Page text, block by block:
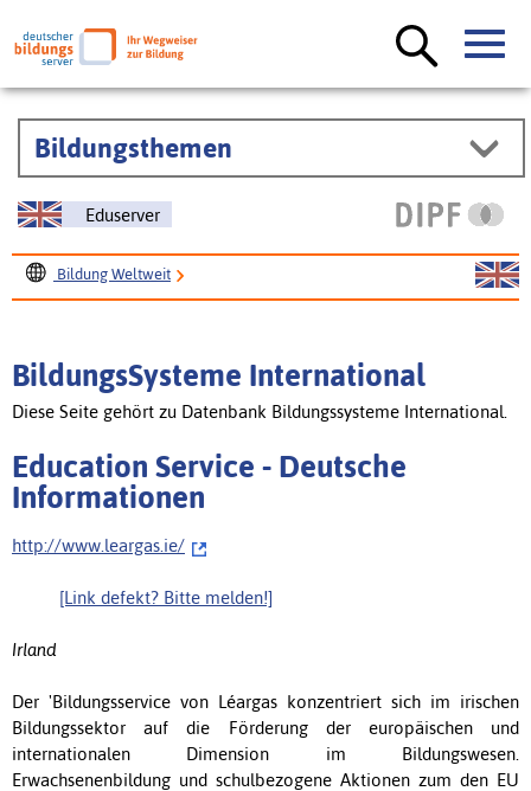
Bildungsthemen
Eduserver
Bildung Weltweit
BildungsSysteme International
Diese Seite gehört zu Datenbank Bildungssysteme International.
Education Service - Deutsche
Informationen
http://www.leargas.ie/
[Link defekt? Bitte melden!]
Irland
Der 'Bildungsservice von Léargas konzentriert sich im irischen
Bildungssektor auf die Förderung der europäischen und
internationalen Dimension im Bildungswesen.
Erwachsenenbildung und schulbezogene Aktionen zum den EU